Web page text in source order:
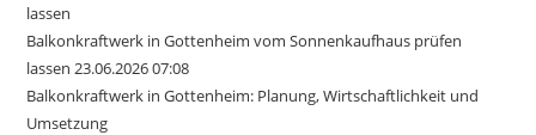
lassen
Balkonkraftwerk in Gottenheim vom Sonnenkaufhaus prüfen
lassen 23.06.2026 07:08
Balkonkraftwerk in Gottenheim: Planung, Wirtschaftlichkeit und
Umsetzung